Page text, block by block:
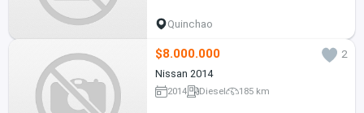
Quinchao
$8.000.000
2
Nissan 2014
2014 Diesel 185 km